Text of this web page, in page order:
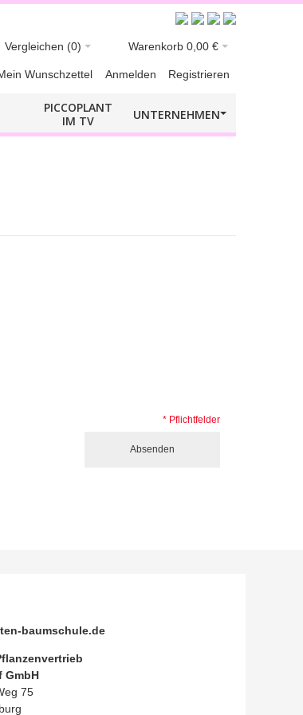
Warenkorb 0,00 €
Vergleichen (0)
Wunschzettel Anmelden Registrieren
UNTERNEHMEN
PICCOPLANT
IM TV
* Pflichtfelder
Absenden
baumschule.de
GmbH
75